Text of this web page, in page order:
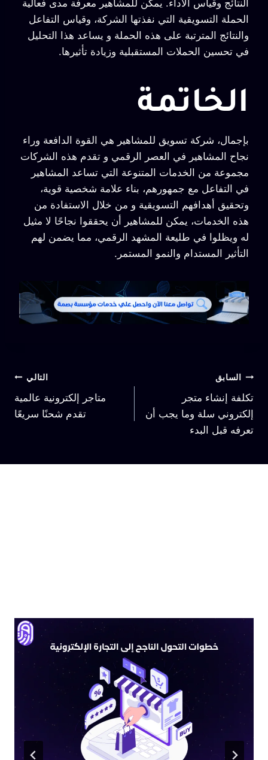
النتائج وقياس الأداء. يمكن للمشاهير معرفة مدى فعالية
الحملة التسويقية التي نفذتها الشركة، وقياس التفاعل
والنتائج المترتبة على هذه الحملة و يساعد هذا التحليل
في تحسين الحملات المستقبلية وزيادة تأثيرها.
الخاتمة
بإجمال، شركة تسويق للمشاهير هي القوة الدافعة وراء
نجاح المشاهير في العصر الرقمي و تقدم هذه الشركات
مجموعة من الخدمات المتنوعة التي تساعد المشاهير
في التفاعل مع جمهورهم، بناء علامة شخصية قوية،
وتحقيق أهدافهم التسويقية و من خلال الاستفادة من
هذه الخدمات، يمكن للمشاهير أن يحققوا نجاحًا لا مثيل
له ويظلوا في طليعة المشهد الرقمي، مما يضمن لهم
التأثير المستدام والنمو المستمر.
السابق
تكلفة إنشاء متجر
إلكتروني سلة وما يجب أن
تعرفه قبل البدء
التالي
متاجر إلكترونية عالمية
تقدم شحنًا سريعًا